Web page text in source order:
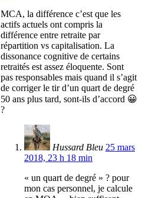
MCA, la différence c’est que les
actifs actuels ont compris la
différence entre retraite par
répartition vs capitalisation. La
dissonance cognitive de certains
retraités est assez éloquente. Sont
pas responsables mais quand il s’agit
de corriger le tir d’un quart de degré
50 ans plus tard, sont-ils d’accord 😀
?
Hussard Bleu 25 mars
2018, 23 h 18 min
« un quart de degré » ? pour
mon cas personnel, je calcule